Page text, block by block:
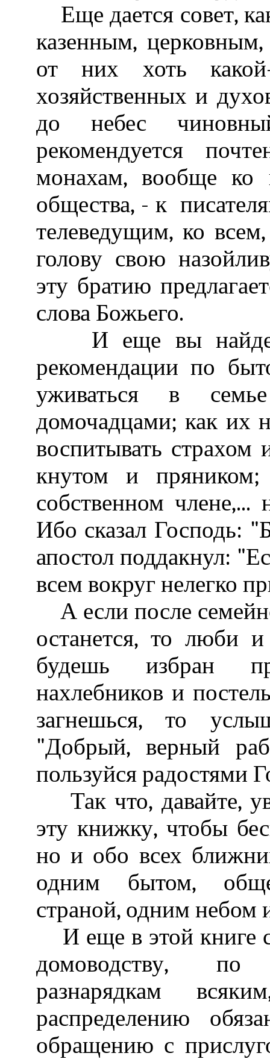
Еще дается совет,
казенным,
от них хоть
хозяйственных и
до небес
рекомендуется
монахам, вообще ко
общества, - к
телеведущим, ко
голову свою
эту братию
слова Божьего.
И еще вы
рекомендации по
уживаться в
домочадцами; как их
воспитывать страхом
кнутом и
собственном
Ибо сказал Господь:
апостол поддакнул:
всем вокруг нелегко
А если после
останется, то люби
будешь избран
нахлебников и
загнешься, то
"Добрый, верный
пользуйся радостями
Так что, давайте,
эту книжку, чтобы
но и обо всех
одним бытом,
страной, одним небом
И еще в этой книге
домоводству, по
разнарядкам
распределению
обращению с